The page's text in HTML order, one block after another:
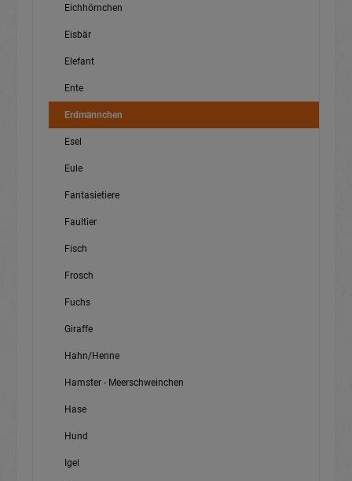
Eichhörnchen
Eisbär
Elefant
Ente
Erdmännchen
Esel
Eule
Fantasietiere
Faultier
Fisch
Frosch
Fuchs
Giraffe
Hahn/Henne
Hamster - Meerschweinchen
Hase
Hund
Igel